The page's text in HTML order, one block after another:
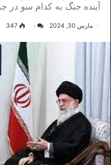
آینده جنگ به کدام سو در
مارس 30, 2024 ۰ 347